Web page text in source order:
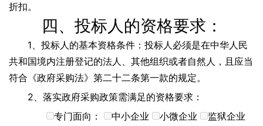
折扣。
四、投标人的资格要求：
1、投标人的基本资格条件：投标人必须是在中华人民
共和国境内注册登记的法人、其他组织或者自然人，且应当
符合《政府采购法》第二十二条第一款的规定。
2、落实政府采购政策需满足的资格要求：
专门面向：
中小企业 小微企业
监狱企业